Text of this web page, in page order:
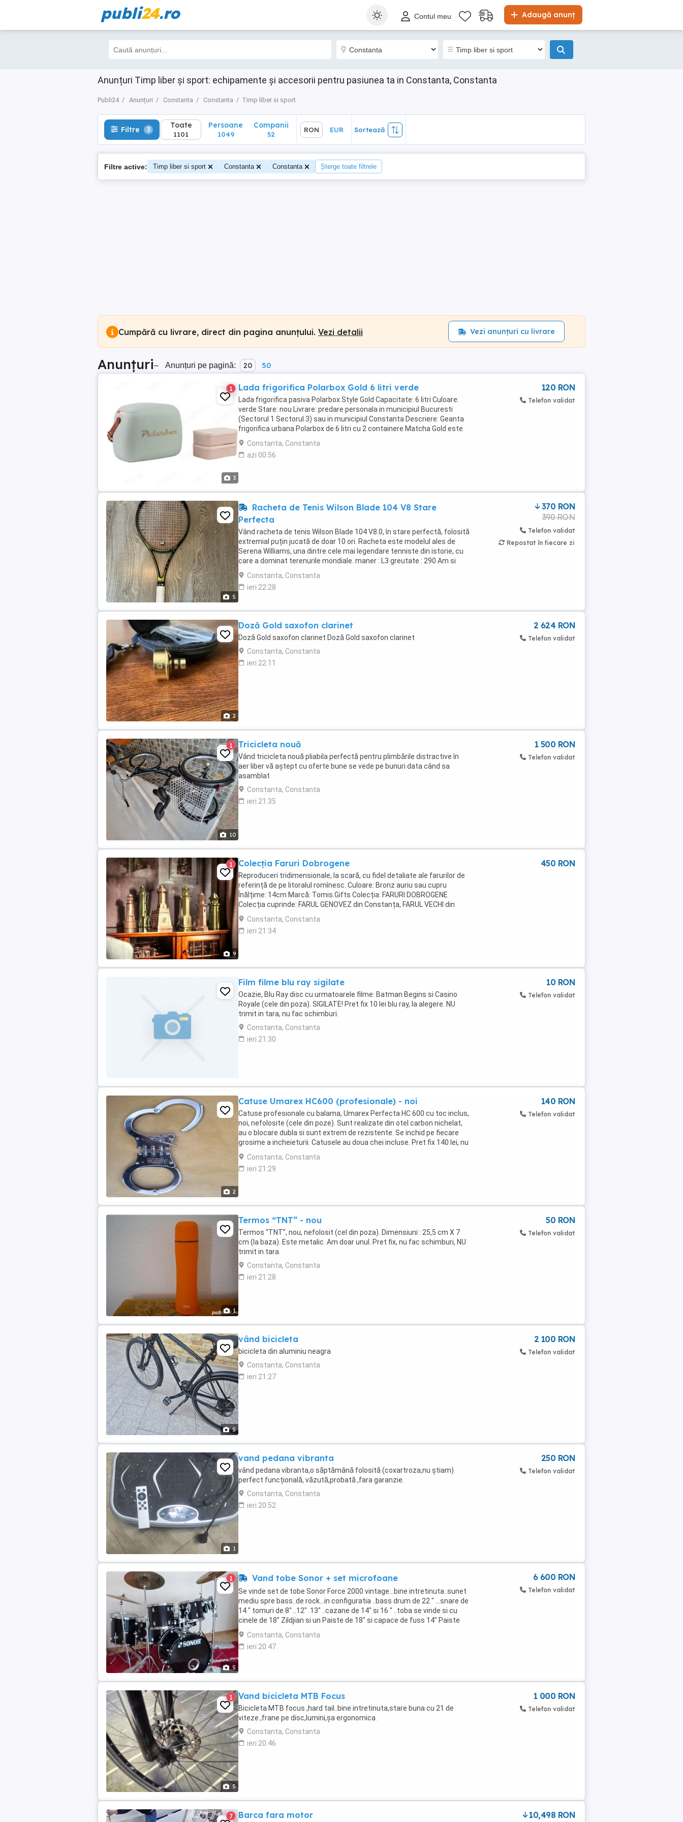
publi24.ro Adaugă anunț
Contul meu
Anunțuri Timp liber și sport: echipamente și accesorii pentru pasiunea ta in Constanta, Constanta
Publi24 Anunțuri Constanta Constanta Timp liber si sport
Filtre 3 Toate
1101
Sortează
Filtre 3 Toate
1101
Persoane
1049
Companii
52
RON EUR Sortează
Filtre active: Timp liber si sport Constanta Constanta Șterge toate filtrele
Cumpără cu livrare, direct din pagina anunțului. Vezi detalii Vezi anunțuri cu livrare
Anunțuri– Anunțuri pe pagină: 20 50
3
1 Lada frigorifica Polarbox Gold 6 litri verde
Lada frigorifica pasiva Polarbox Style Gold Capacitate: 6 litri Culoare:
verde Stare: nou Livrare: predare personala in municipiul Bucuresti
(Sectorul 1 Sectorul 3) sau in municipiul Constanta Descriere: Geanta
frigorifica urbana Polarbox de 6 litri cu 2 containere Matcha Gold este
mai mult decat ...
Constanta, Constanta
azi 00:56
120 RON
Telefon validat
5
Racheta de Tenis Wilson Blade 104 V8 Stare
Perfecta
Vând racheta de tenis Wilson Blade 104 V8.0, în stare perfectă, folosită
extremial puțin jucată de doar 10 ori. Racheta este modelul ales de
Serena Williams, una dintre cele mai legendare tenniste din istorie, cu
care a dominat terenurile mondiale. maner : L3 greutate : 290 Am si
Wilson Blade V8 ...
Constanta, Constanta
ieri 22:28
370 RON
390 RON
Telefon validat
Repostat în fiecare zi
2
Doză Gold saxofon clarinet
Doză Gold saxofon clarinet Doză Gold saxofon clarinet
Constanta, Constanta
ieri 22:11
2 624 RON
Telefon validat
10
1 Tricicleta nouă
Vând tricicleta nouă pliabila perfectă pentru plimbările distractive în
aer liber vă aștept cu oferte bune se vede pe bunuri data când sa
asamblat
Constanta, Constanta
ieri 21:35
1 500 RON
Telefon validat
9
1 Colecția Faruri Dobrogene
Reproduceri tridimensionale, la scară, cu fidel detaliate ale farurilor de
referință de pe litoralul romînesc. Culoare: Bronz auriu sau cupru
Înălțime: 14cm Marcă: Tomis.Gifts Colecția: FARURI DOBROGENE
Colecția cuprinde: FARUL GENOVEZ din Constanța, FARUL VECHI din
Mangalia, FARUL REGELUI CAROL ...
Constanta, Constanta
ieri 21:34
450 RON
Film filme blu ray sigilate
Ocazie, Blu Ray disc cu urmatoarele filme: Batman Begins si Casino
Royale (cele din poza). SIGILATE! Pret fix 10 lei blu ray, la alegere. NU
trimit in tara, nu fac schimburi.
Constanta, Constanta
ieri 21:30
10 RON
Telefon validat
2
Catuse Umarex HC600 (profesionale) - noi
Catuse profesionale cu balama, Umarex Perfecta HC 600 cu toc inclus,
noi, nefolosite (cele din poze). Sunt realizate din otel carbon nichelat,
au o blocare dubla si sunt extrem de rezistente. Se inchid pe fiecare
grosime a incheieturii. Catusele au doua chei incluse. Pret fix 140 lei, nu
fac schimburi, ...
Constanta, Constanta
ieri 21:29
140 RON
Telefon validat
1
Termos “TNT” - nou
Termos “TNT”, nou, nefolosit (cel din poza). Dimensiuni : 25,5 cm X 7
cm (la baza). Este metalic. Am doar unul. Pret fix, nu fac schimburi, NU
trimit in tara.
Constanta, Constanta
ieri 21:28
50 RON
Telefon validat
5
vând bicicleta
bicicleta din aluminiu neagra
Constanta, Constanta
ieri 21:27
2 100 RON
Telefon validat
1
vand pedana vibranta
vând pedana vibranta,o săptămână folosită (coxartroza,nu știam)
perfect funcțională, văzută,probată ,fara garanzie.
Constanta, Constanta
ieri 20:52
250 RON
Telefon validat
5
1 Vand tobe Sonor + set microfoane
Se vinde set de tobe Sonor Force 2000 vintage...bine intretinuta..sunet
mediu spre bass..de rock...in configuratia ..bass drum de 22 " ...snare de
14 " tomuri de 8" ..12" .13" ..cazane de 14" si 16 " ..toba se vinde si cu
cinele de 18" Zildjian si un Paiste de 18" si capace de fuss 14" Paiste
plus o ...
Constanta, Constanta
ieri 20:47
6 600 RON
Telefon validat
5
1 Vand bicicleta MTB Focus
Bicicleta MTB focus ,hard tail..bine intretinuta,stare buna cu 21 de
viteze ,frane pe disc,lumini,șa ergonomica.
Constanta, Constanta
ieri 20:46
1 000 RON
Telefon validat
7 Barca fara motor
10,498 RON